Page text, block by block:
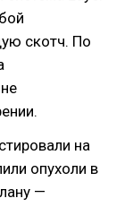
скотч. По
на
опухоли в
—